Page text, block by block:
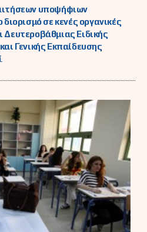
υποψήφιων
σε κενές οργανικές
Δευτεροβάθμιας Ειδικής
Γενικής Εκπαίδευσης